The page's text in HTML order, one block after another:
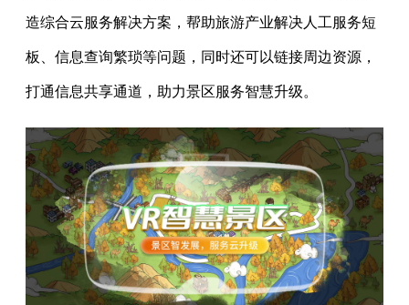
造综合云服务解决方案，帮助旅游产业解决人工服务短
板、信息查询繁琐等问题，同时还可以链接周边资源，
打通信息共享通道，助力景区服务智慧升级。